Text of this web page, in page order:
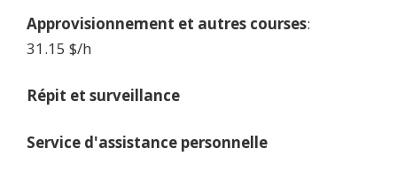
Approvisionnement et autres courses:
31.15 $/h
Répit et surveillance
Service d'assistance personnelle